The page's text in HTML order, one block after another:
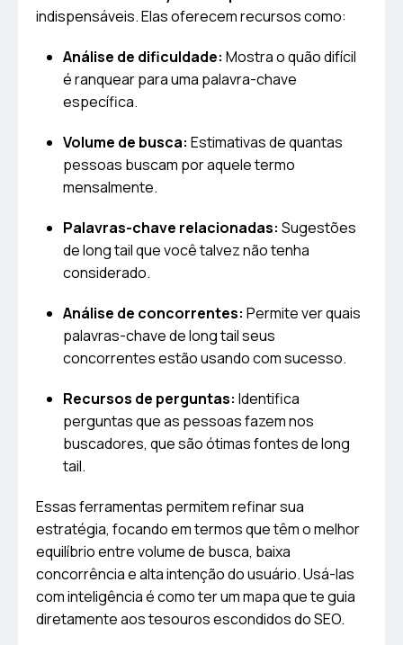
indispensáveis. Elas oferecem recursos como:
Análise de dificuldade: Mostra o quão difícil
é ranquear para uma palavra-chave
específica.
Volume de busca: Estimativas de quantas
pessoas buscam por aquele termo
mensalmente.
Palavras-chave relacionadas: Sugestões
de long tail que você talvez não tenha
considerado.
Análise de concorrentes: Permite ver quais
palavras-chave de long tail seus
concorrentes estão usando com sucesso.
Recursos de perguntas: Identifica
perguntas que as pessoas fazem nos
buscadores, que são ótimas fontes de long
tail.
Essas ferramentas permitem refinar sua
estratégia, focando em termos que têm o melhor
equilíbrio entre volume de busca, baixa
concorrência e alta intenção do usuário. Usá-las
com inteligência é como ter um mapa que te guia
diretamente aos tesouros escondidos do SEO.